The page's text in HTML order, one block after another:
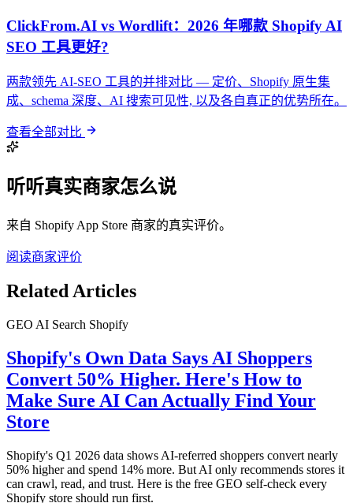
ClickFrom.AI vs Wordlift：2026 年哪款 Shopify AI
SEO 工具更好?
两款领先 AI-SEO 工具的并排对比 — 定价、Shopify 原生集
成、schema 深度、AI 搜索可见性, 以及各自真正的优势所在。
查看全部对比
听听真实商家怎么说
来自 Shopify App Store 商家的真实评价。
阅读商家评价
Related Articles
GEO AI Search Shopify
Shopify's Own Data Says AI Shoppers
Convert 50% Higher. Here's How to
Make Sure AI Can Actually Find Your
Store
Shopify's Q1 2026 data shows AI-referred shoppers convert nearly
50% higher and spend 14% more. But AI only recommends stores it
can crawl, read, and trust. Here is the free GEO self-check every
Shopify store should run first.